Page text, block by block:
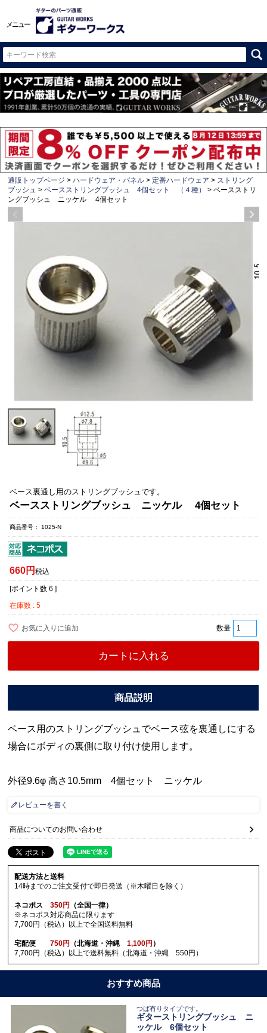
メニュー
通販トップページ ハードウェア・パネル 定番ハードウェア
ストリング
ブッシュ
ベースストリングブッシュ 4個セット （４種）
ベースストリ
ングブッシュ ニッケル 4個セット
ベース裏通し用のストリングブッシュです。
ベースストリングブッシュ ニッケル 4個セット
商品番号 1025-N
660 税込
[ポイント数 6 ]
在庫数
5
お気に入りに追加
カートに入れる
ベース用のストリングブッシュでベース弦を裏通しにする
場合にボディの裏側に取り付け使用します。
外径9.6φ 高さ10.5mm 4個セット ニッケル
レビューを書く
商品についてのお問い合わせ
配送方法と送料
14時までのご注文受付で即日発送（※木曜日を除く）
ネコポス350円 （全国一律）
※ネコポス対応商品に限ります
7,700円（税込）以上で全国送料無料
宅配便750円 （北海道・沖縄1,100円 ）
7,700円（税込）以上で送料無料（北海道・沖縄 550円）
おすすめ商品
つば有りタイプです。
ギターストリングブッシュ ニ
ッケル 6個セット